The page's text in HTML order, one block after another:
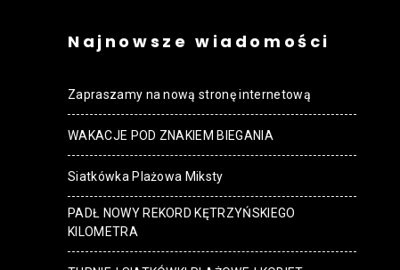
Najnowsze wiadomości
Zapraszamy na nową stronę internetową
WAKACJE POD ZNAKIEM BIEGANIA
Siatkówka Plażowa Miksty
PADŁ NOWY REKORD KĘTRZYŃSKIEGO
KILOMETRA